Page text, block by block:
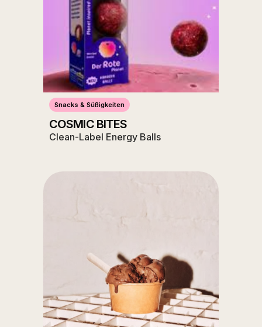
Snacks & Süßigkeiten
COSMIC BITES
Clean-Label Energy Balls